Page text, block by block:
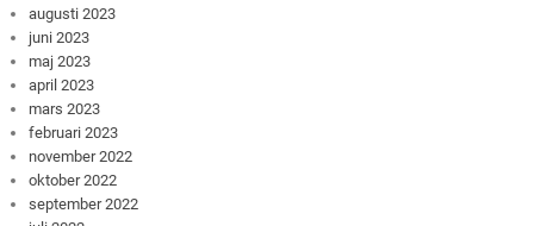
augusti 2023
juni 2023
maj 2023
april 2023
mars 2023
februari 2023
november 2022
oktober 2022
september 2022